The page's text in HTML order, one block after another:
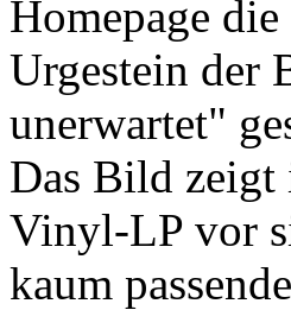
Homepage
Urgestein der
unerwartet"
Das Bild zeigt
Vinyl-LP vor
kaum